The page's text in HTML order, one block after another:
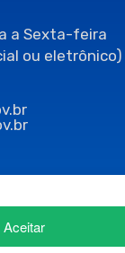
Aceitar
a Sexta-feira
ou eletrônico)